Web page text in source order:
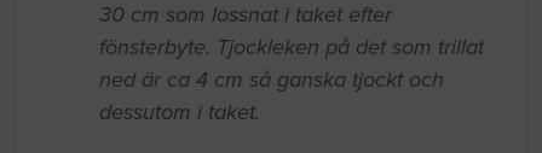
30 cm som lossnat i taket efter
fönsterbyte. Tjockleken på det som trillat
ned är ca 4 cm så ganska tjockt och
dessutom i taket.